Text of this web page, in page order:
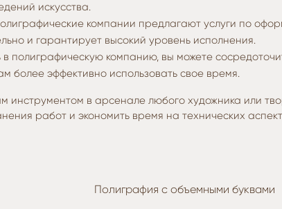
искусства.
компании предлагают услуги по
и гарантирует высокий уровень исполнения.
полиграфическую компанию, вы можете
более эффективно использовать свое время.
инструментом в арсенале любого художника или
работ и экономить время на технических
Полиграфия с объемными буквами